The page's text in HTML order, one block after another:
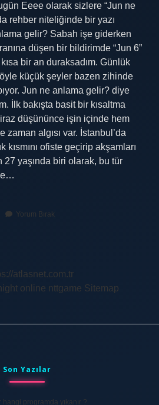
Eeee olarak sizlere “Jun ne
rehber niteliğinde bir yazı
gelir? Sabah işe giderken
düşen bir bildirimde “Jun 6”
bir an duraksadım. Günlük
küçük şeyler bazen zihinde
Jun ne anlama gelir? diye
İlk bakışta basit bir kısaltma
düşününce işin içinde hem
zaman algısı var. İstanbul’da
ofiste geçirip akşamları
27 yaşında biri olarak, bu tür
Yorum Bırak
atlasnet.com.tr
online nttgame Sitemap
Son Yazılar
programda yıkanır ?